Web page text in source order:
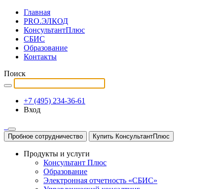
Главная
PRO.ЭЛКОД
КонсультантПлюс
СБИС
Образование
Контакты
Поиск
+7 (495) 234-36-61
Вход
Пробное сотрудничество Купить КонсультантПлюс
Продукты и услуги
Консультант Плюс
Образование
Электронная отчетность «СБИС»